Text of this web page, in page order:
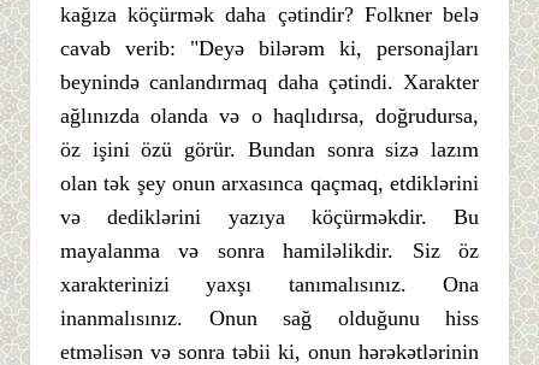
kağıza köçürmək daha çətindir? Folkner belə
cavab verib: "Deyə bilərəm ki, personajları
beynində canlandırmaq daha çətindi. Xarakter
ağlınızda olanda və o haqlıdırsa, doğrudursa,
öz işini özü görür. Bundan sonra sizə lazım
olan tək şey onun arxasınca qaçmaq, etdiklərini
və dediklərini yazıya köçürməkdir. Bu
mayalanma və sonra hamiləlikdir. Siz öz
xarakterinizi yaxşı tanımalısınız. Ona
inanmalısınız. Onun sağ olduğunu hiss
etməlisən və sonra təbii ki, onun hərəkətlərinin